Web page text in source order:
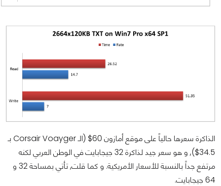
الذاكرة سعرها حالياً على موقع أمازون 60$ (الـ Corsair Voayger بـ
34.5$), و هو سعر جيد لذاكرة 32 جيجابايت في الوطن العربي لكنه
مرتفع جداً بالنسبة للأسعار الأمريكية. و كما قلت, تأتي بمساحة 32 و
64 جيجابايت.